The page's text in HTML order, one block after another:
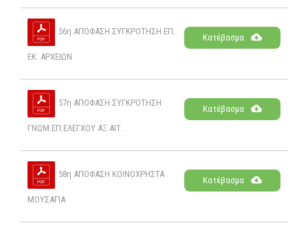
56η ΑΠΟΦΑΣΗ ΣΥΓΚΡΟΤΗΣΗ ΕΠ.
ΕΚ. ΑΡΧΕΙΩΝ
Κατέβασμα
57η ΑΠΟΦΑΣΗ ΣΥΓΚΡΟΤΗΣΗ
ΓΝΩΜ.ΕΠ.ΕΛΕΓΧΟΥ ΑΞ.ΑΙΤ.
Κατέβασμα
58η ΑΠΟΦΑΣΗ ΚΟΙΝΟΧΡΗΣΤΑ
ΜΟΥΣΑΓΙΑ
Κατέβασμα